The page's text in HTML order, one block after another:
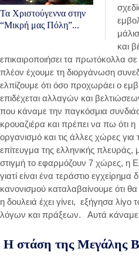
Τα Χριστούγεννα στην
“Μικρή μας Πόλη”...
και
επικαιροποιήσει τα πρωτόκολλα
πλέον έχουμε τη διοργάνωση
ελπίζουμε ότι όσο προχωράει ο
επιδέχεται αλλαγών και
που κάναμε την παγκόσμια
κρουαζιέρα και πρέπει να πω ότι
οργανισμό και τις άλλες χώρες
επίτευγμα της ελληνικής πλευράς,
στιγμή το εφαρμόζουν 7 χώρες, η
γιατί είναι ένα τεράστιο
κανονισμού καταλαβαίνουμε ότι
η δουλειά έχει γίνει, εξήγησα λίγο
λόγων και πράξεων. Αυτά
Η στάση της Μεγάλης